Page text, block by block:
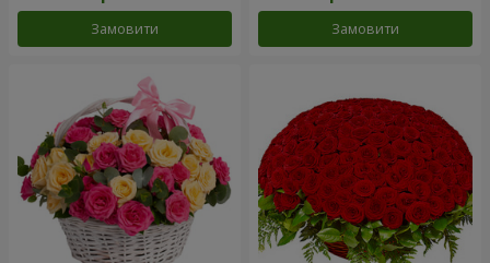
Замовити Замовити